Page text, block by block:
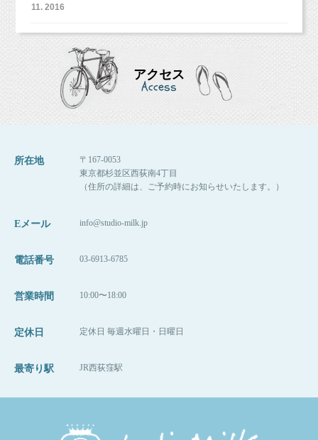
11. 2016
アクセス
Access
所在地
〒167-0053
東京都杉並区西荻南4丁目
（住所の詳細は、ご予約時にお知らせいたします。）
Eメール info@studio-milk.jp
電話番号 03-6913-6785
営業時間 10:00〜18:00
定休日 定休日 毎週水曜日・日曜日
最寄り駅 JR西荻窪駅